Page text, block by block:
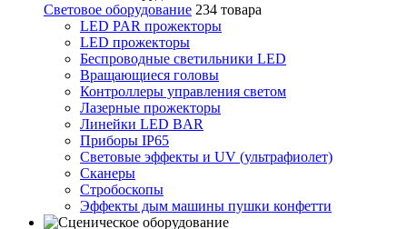
Световое оборудование 234 товара
LED PAR прожекторы
LED прожекторы
Беспроводные светильники LED
Вращающиеся головы
Контроллеры управления светом
Лазерные прожекторы
Линейки LED BAR
Приборы IP65
Световые эффекты и UV (ультрафиолет)
Сканеры
Стробоскопы
Эффекты дым машины пушки конфетти